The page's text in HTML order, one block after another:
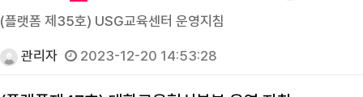
(플랫폼 제35호) USG교육센터 운영지침
관리자 2023-12-20 14:53:28